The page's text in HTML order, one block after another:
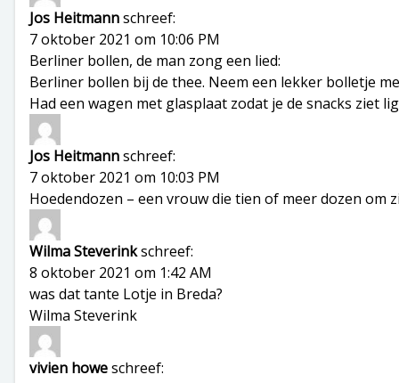
Jos Heitmannschreef:
7 oktober 2021 om 10:06 PM
Berliner bollen, de man zong een lied:
Berliner bollen bij de thee. Neem een lekker bolletje
Had een wagen met glasplaat zodat je de snacks ziet
Jos Heitmannschreef:
7 oktober 2021 om 10:03 PM
Hoedendozen – een vrouw die tien of meer dozen om
Wilma Steverinkschreef:
8 oktober 2021 om 1:42 AM
was dat tante Lotje in Breda?
Wilma Steverink
vivien howeschreef: